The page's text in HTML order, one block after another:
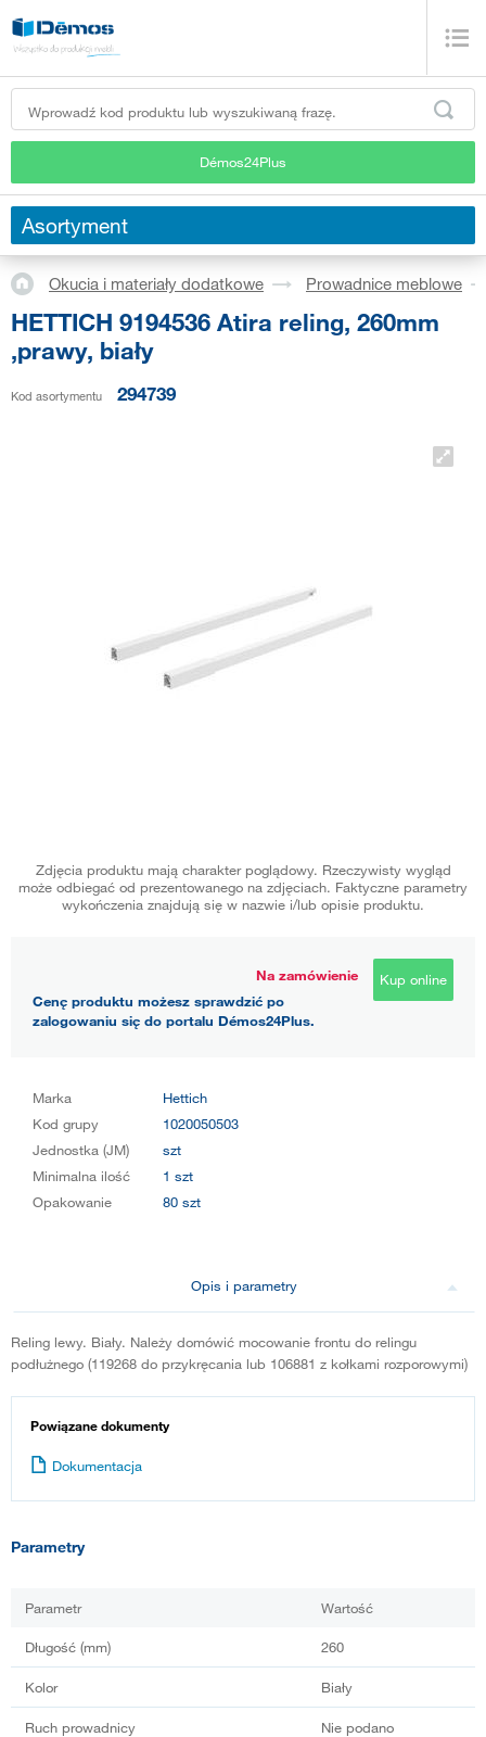
Démos24Plus
Asortyment
Okucia i materiały dodatkowe Prowadnice meblowe
HETTICH 9194536 Atira reling, 260mm
,prawy, biały
Kod asortymentu 294739
Zdjęcia produktu mają charakter poglądowy. Rzeczywisty wygląd
może odbiegać od prezentowanego na zdjęciach. Faktyczne parametry
wykończenia znajdują się w nazwie i/lub opisie produktu.
Na zamówienie
Cenę produktu możesz sprawdzić po
zalogowaniu się do portalu Démos24Plus.
Kup online
Marka
Hettich
Kod grupy
1020050503
Jednostka (JM)
szt
Minimalna ilość
1 szt
Opakowanie
80 szt
Opis i parametry
Reling lewy. Biały. Należy domówić mocowanie frontu do relingu
podłużnego (119268 do przykręcania lub 106881 z kołkami rozporowymi)
Powiązane dokumenty
Dokumentacja
Parametry
Parametr Wartość
Długość (mm) 260
Kolor Biały
Ruch prowadnicy Nie podano